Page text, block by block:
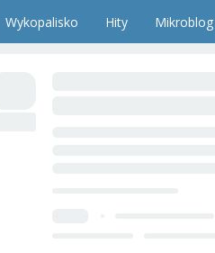
Wykopalisko Hity Mikroblog